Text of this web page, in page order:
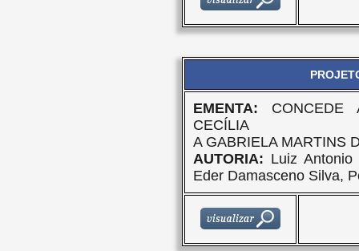
EMENTA:
CECÍLIA
A GABRIELA MARTINS
AUTORIA: Luiz
Eder Damasceno Silva,